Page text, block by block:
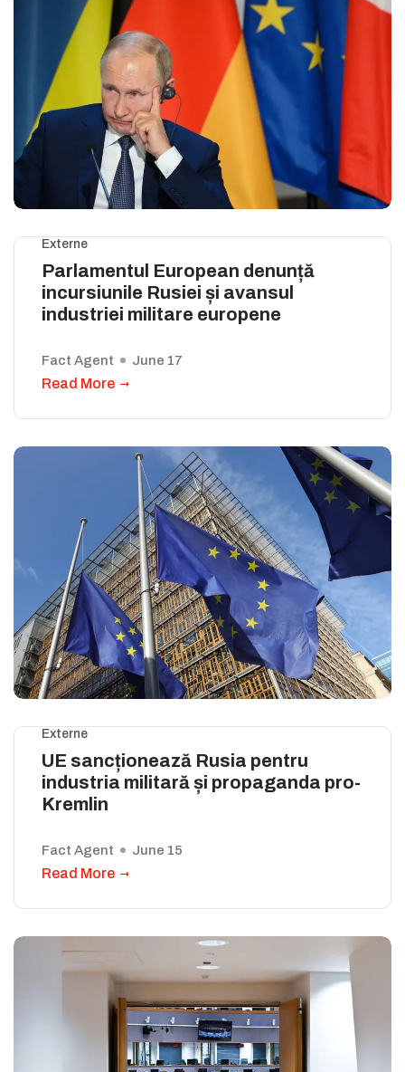
Externe
Parlamentul European denunță
incursiunile Rusiei și avansul
industriei militare europene
Fact Agent June 17
Read More
Externe
UE sancționează Rusia pentru
industria militară și propaganda pro-
Kremlin
Fact Agent June 15
Read More